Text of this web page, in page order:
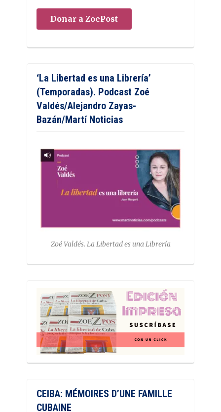
Donar a ZoePost
‘La Libertad es una Librería’
(Temporadas). Podcast Zoé
Valdés/Alejandro Zayas-
Bazán/Martí Noticias
Zoé Valdés. La Libertad es una Librería
CEIBA: MÉMOIRES D’UNE FAMILLE
CUBAINE